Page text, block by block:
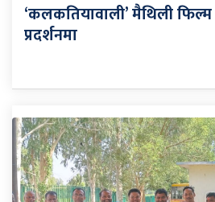
‘कलकतियावाली’ मैथिली
प्रदर्शनमा